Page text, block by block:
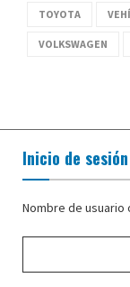
TOYOTA
VOLKSWAGEN
Inicio de sesión
Nombre de